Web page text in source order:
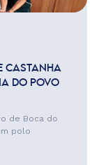
CASTANHA
DO POVO
de Boca do
polo